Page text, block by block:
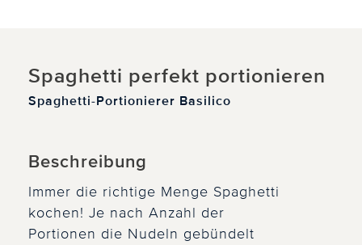
Spaghetti perfekt portionieren
Spaghetti-Portionierer Basilico
Beschreibung
Immer die richtige Menge Spaghetti
kochen! Je nach Anzahl der
Portionen die Nudeln gebündelt